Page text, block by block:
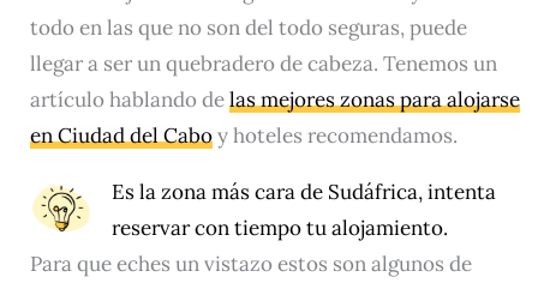
todo en las que no son del todo seguras, puede
llegar a ser un quebradero de cabeza. Tenemos un
artículo hablando delas mejores zonas para alojarse
en Ciudad del Caboy hoteles recomendamos.
Es la zona más cara de Sudáfrica, intenta
reservar con tiempo tu alojamiento.
Para que eches un vistazo estos son algunos de